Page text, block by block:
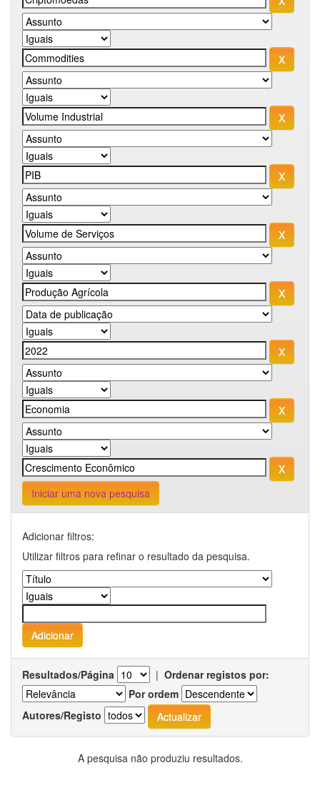
Iniciar uma nova pesquisa
Adicionar filtros:
Utilizar filtros para refinar o resultado da pesquisa.
Resultados/Página | Ordenar registos por:
Por ordem
Autores/Registo
A pesquisa não produziu resultados.